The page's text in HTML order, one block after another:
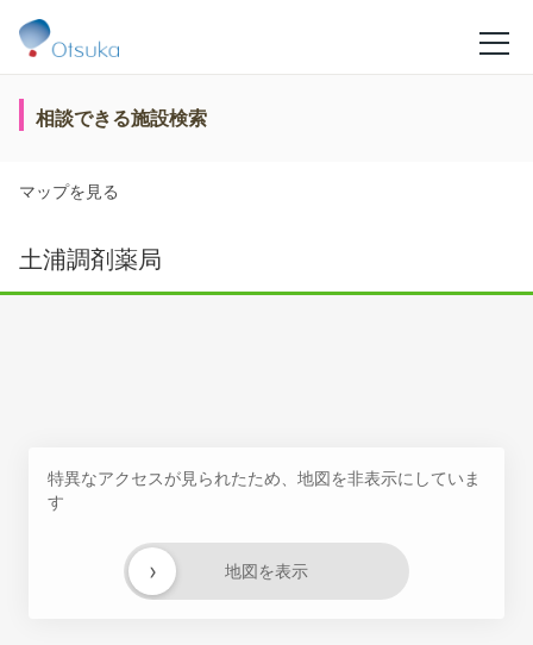
相談できる施設検索
マップを見る
土浦調剤薬局
特異なアクセスが見られたため、地図を非表示にしていま
す
地図を表示
›